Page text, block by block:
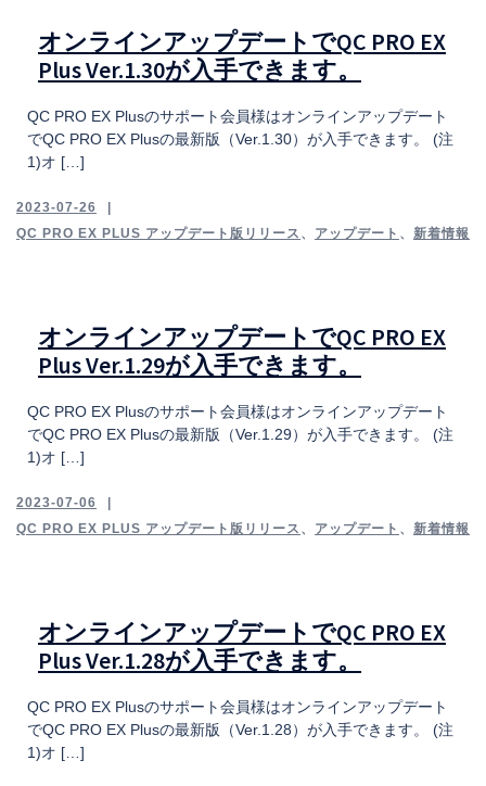
オンラインアップデートでQC PRO EX
Plus Ver.1.30が入手できます。
QC PRO EX Plusのサポート会員様はオンラインアップデート
でQC PRO EX Plusの最新版（Ver.1.30）が入手できます。 (注
1)オ […]
2023-07-26
QC PRO EX PLUS アップデート版リリース 、 アップデート 、 新着情報
オンラインアップデートでQC PRO EX
Plus Ver.1.29が入手できます。
QC PRO EX Plusのサポート会員様はオンラインアップデート
でQC PRO EX Plusの最新版（Ver.1.29）が入手できます。 (注
1)オ […]
2023-07-06
QC PRO EX PLUS アップデート版リリース 、 アップデート 、 新着情報
オンラインアップデートでQC PRO EX
Plus Ver.1.28が入手できます。
QC PRO EX Plusのサポート会員様はオンラインアップデート
でQC PRO EX Plusの最新版（Ver.1.28）が入手できます。 (注
1)オ […]